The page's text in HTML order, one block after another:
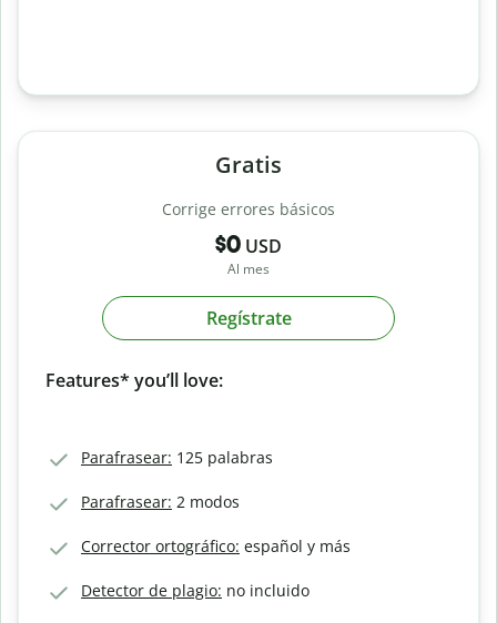
Gratis
Corrige errores básicos
$0 USD
Al mes
Regístrate
Features* you’ll love:
Parafrasear: 125 palabras
Parafrasear: 2 modos
Corrector ortográfico: español y más
Detector de plagio: no incluido